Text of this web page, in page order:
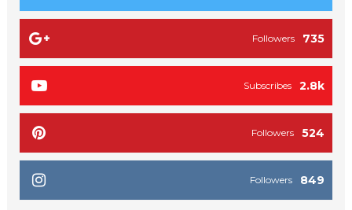
735
Followers
2.8k
Subscribes
524
Followers
849
Followers